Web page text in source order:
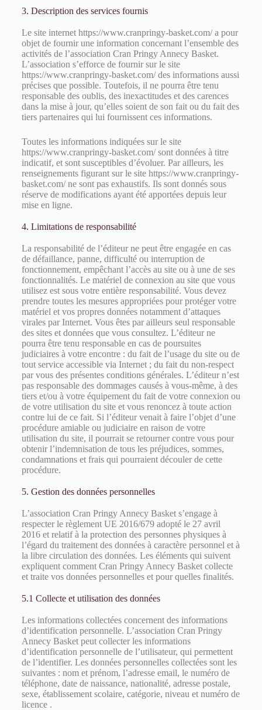
3. Description des services fournis
Le site internet https://www.cranpringy-basket.com/ a pour
objet de fournir une information concernant l’ensemble des
activités de l’association Cran Pringy Annecy Basket.
L’association s’efforce de fournir sur le site
https://www.cranpringy-basket.com/ des informations aussi
précises que possible. Toutefois, il ne pourra être tenu
responsable des oublis, des inexactitudes et des carences
dans la mise à jour, qu’elles soient de son fait ou du fait des
tiers partenaires qui lui fournissent ces informations.
Toutes les informations indiquées sur le site
https://www.cranpringy-basket.com/ sont données à titre
indicatif, et sont susceptibles d’évoluer. Par ailleurs, les
renseignements figurant sur le site https://www.cranpringy-
basket.com/ ne sont pas exhaustifs. Ils sont donnés sous
réserve de modifications ayant été apportées depuis leur
mise en ligne.
4. Limitations de responsabilité
La responsabilité de l’éditeur ne peut être engagée en cas
de défaillance, panne, difficulté ou interruption de
fonctionnement, empêchant l’accès au site ou à une de ses
fonctionnalités. Le matériel de connexion au site que vous
utilisez est sous votre entière responsabilité. Vous devez
prendre toutes les mesures appropriées pour protéger votre
matériel et vos propres données notamment d’attaques
virales par Internet. Vous êtes par ailleurs seul responsable
des sites et données que vous consultez. L’éditeur ne
pourra être tenu responsable en cas de poursuites
judiciaires à votre encontre : du fait de l’usage du site ou de
tout service accessible via Internet ; du fait du non-respect
par vous des présentes conditions générales. L’éditeur n’est
pas responsable des dommages causés à vous-même, à des
tiers et/ou à votre équipement du fait de votre connexion ou
de votre utilisation du site et vous renoncez à toute action
contre lui de ce fait. Si l’éditeur venait à faire l’objet d’une
procédure amiable ou judiciaire en raison de votre
utilisation du site, il pourrait se retourner contre vous pour
obtenir l’indemnisation de tous les préjudices, sommes,
condamnations et frais qui pourraient découler de cette
procédure.
5. Gestion des données personnelles
L’association Cran Pringy Annecy Basket s’engage à
respecter le règlement UE 2016/679 adopté le 27 avril
2016 et relatif à la protection des personnes physiques à
l’égard du traitement des données à caractère personnel et à
la libre circulation des données. Les éléments qui suivent
expliquent comment Cran Pringy Annecy Basket collecte
et traite vos données personnelles et pour quelles finalités.
5.1 Collecte et utilisation des données
Les informations collectées concernent des informations
d’identification personnelle. L’association Cran Pringy
Annecy Basket peut collecter les informations
d’identification personnelle de l’utilisateur, qui permettent
de l’identifier. Les données personnelles collectées sont les
suivantes : nom et prénom, l’adresse email, le numéro de
téléphone, date de naissance, nationalité, adresse postale,
sexe, établissement scolaire, catégorie, niveau et numéro de
licence .